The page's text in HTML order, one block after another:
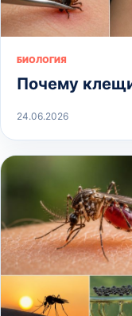
БИОЛОГИЯ
Почему
24.06.2026